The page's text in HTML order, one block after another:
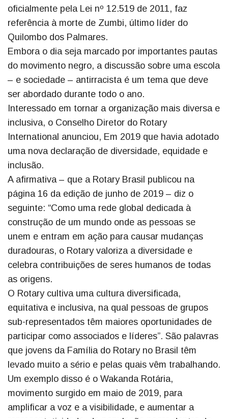
oficialmente pela Lei nº 12.519 de 2011, faz
referência à morte de Zumbi, último líder do
Quilombo dos Palmares.
Embora o dia seja marcado por importantes pautas
do movimento negro, a discussão sobre uma escola
– e sociedade – antirracista é um tema que deve
ser abordado durante todo o ano.
Interessado em tornar a organização mais diversa e
inclusiva, o Conselho Diretor do Rotary
International anunciou, Em 2019 que havia adotado
uma nova declaração de diversidade, equidade e
inclusão.
A afirmativa – que a Rotary Brasil publicou na
página 16 da edição de junho de 2019 – diz o
seguinte: “Como uma rede global dedicada à
construção de um mundo onde as pessoas se
unem e entram em ação para causar mudanças
duradouras, o Rotary valoriza a diversidade e
celebra contribuições de seres humanos de todas
as origens.
O Rotary cultiva uma cultura diversificada,
equitativa e inclusiva, na qual pessoas de grupos
sub-representados têm maiores oportunidades de
participar como associados e líderes”. São palavras
que jovens da Família do Rotary no Brasil têm
levado muito a sério e pelas quais vêm trabalhando.
Um exemplo disso é o Wakanda Rotária,
movimento surgido em maio de 2019, para
amplificar a voz e a visibilidade, e aumentar a